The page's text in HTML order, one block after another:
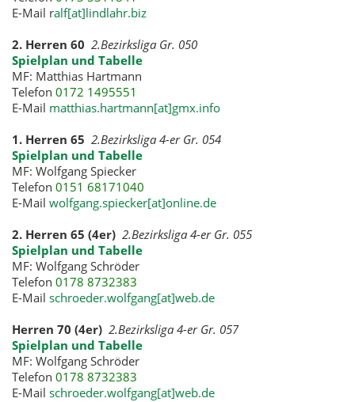
E-Mail ralf[at]lindlahr.biz
2. Herren 60 2.Bezirksliga Gr. 050
Spielplan und Tabelle
MF: Matthias Hartmann
Telefon 0172 1495551
E-Mail matthias.hartmann[at]gmx.info
1. Herren 65 2.Bezirksliga 4-er Gr. 054
Spielplan und Tabelle
MF: Wolfgang Spiecker
Telefon 0151 68171040
E-Mail wolfgang.spiecker[at]online.de
2. Herren 65 (4er) 2.Bezirksliga 4-er Gr. 055
Spielplan und Tabelle
MF: Wolfgang Schröder
Telefon 0178 8732383
E-Mail schroeder.wolfgang[at]web.de
Herren 70 (4er) 2.Bezirksliga 4-er Gr. 057
Spielplan und Tabelle
MF: Wolfgang Schröder
Telefon 0178 8732383
E-Mail schroeder.wolfgang[at]web.de